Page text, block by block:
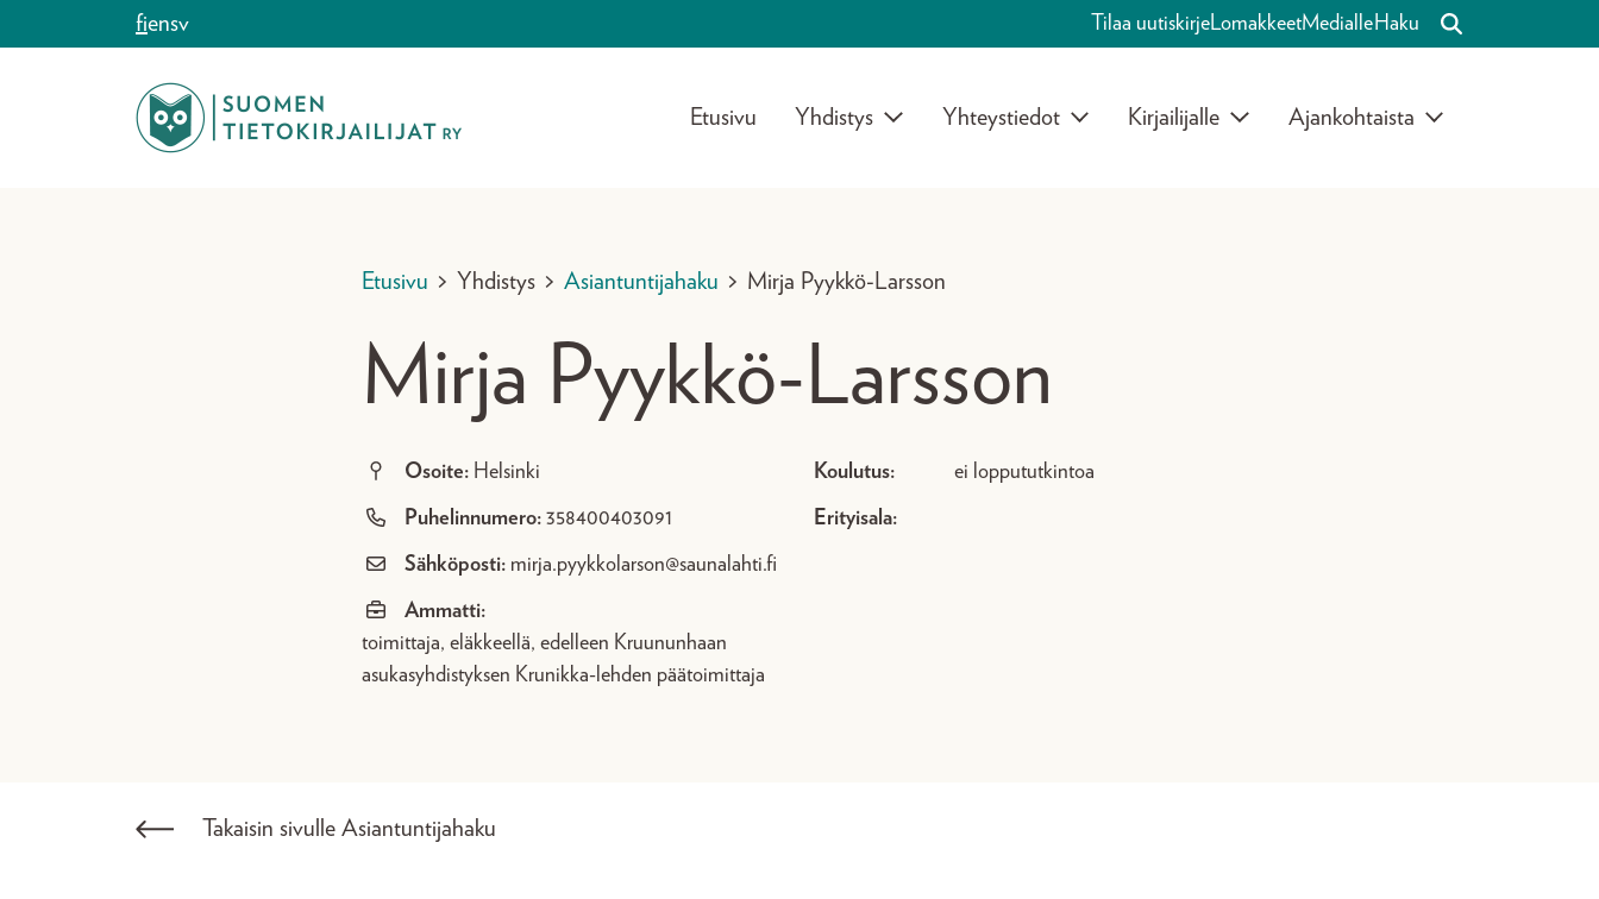
fiensv Tilaa uutiskirjeLomakkeetMedialleHaku
Etusivu Yhdistys Yhteystiedot Kirjailijalle Ajankohtaista
Etusivu > Yhdistys > Asiantuntijahaku > Mirja Pyykkö-Larsson
Mirja Pyykkö-Larsson
Osoite: Helsinki
Puhelinnumero: 358400403091
Sähköposti: mirja.pyykkolarson@saunalahti.fi
Ammatti:
toimittaja, eläkkeellä, edelleen Kruununhaan
asukasyhdistyksen Krunikka-lehden päätoimittaja
Koulutus: ei loppututkintoa
Erityisala:
Takaisin sivulle Asiantuntijahaku